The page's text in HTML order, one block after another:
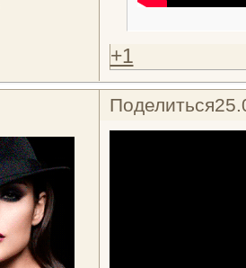
+1
Поделиться